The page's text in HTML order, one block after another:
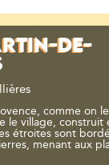
DE-
comme on
le village, construit
étroites sont
menant aux